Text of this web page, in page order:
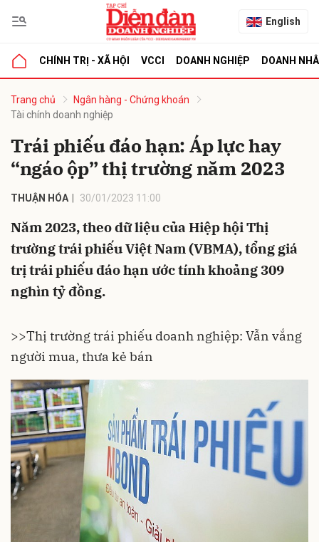
English
CHÍNH TRỊ - XÃ HỘI VCCI DOANH NGHIỆP DOANH
Trang chủ
Ngân hàng - Chứng khoán
Tài chính doanh nghiệp
Trái phiếu đáo hạn: Áp lực hay
“ngáo ộp” thị trường năm 2023
THUẬN HÓA 30/01/2023 11:00
Năm 2023, theo dữ liệu của Hiệp hội Thị
trường trái phiếu Việt Nam (VBMA), tổng giá
trị trái phiếu đáo hạn ước tính khoảng 309
nghìn tỷ đồng.
>>Thị trường trái phiếu doanh nghiệp: Vẫn vắng
người mua, thưa kẻ bán
luận